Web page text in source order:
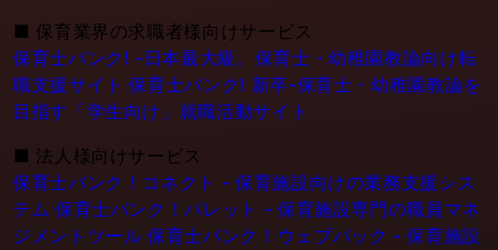
■ 保育業界の求職者様向けサービス
保育士バンク! -日本最大級。保育士・幼稚園教論向け転
職支援サイト 保育士バンク! 新卒-保育士・幼稚園教論を
目指す「学生向け」就職活動サイト
■ 法人様向けサービス
保育士バンク！コネクト - 保育施設向けの業務支援シス
テム 保育士バンク！パレット - 保育施設専門の職員マネ
ジメントツール 保育士バンク！ウェブパック - 保育施設